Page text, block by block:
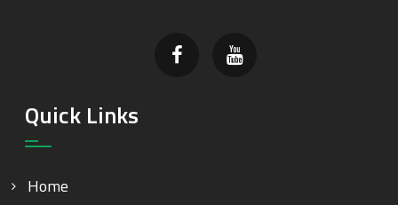
Quick Links
Home